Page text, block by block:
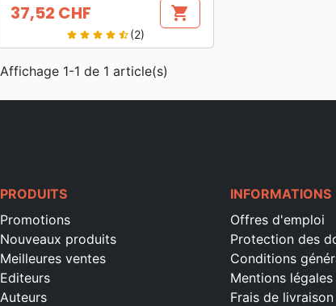
Prix
37,52 CHF shopping_cart
star star star star star_half(2)
Affichage 1-1 de 1 article(s)
PRODUITS
Promotions
Nouveaux produits
Meilleures ventes
Editeurs
Auteurs
INFORMATIONS
Offres d'emploi
Protection des
Conditions
Mentions légales
Frais de livraison